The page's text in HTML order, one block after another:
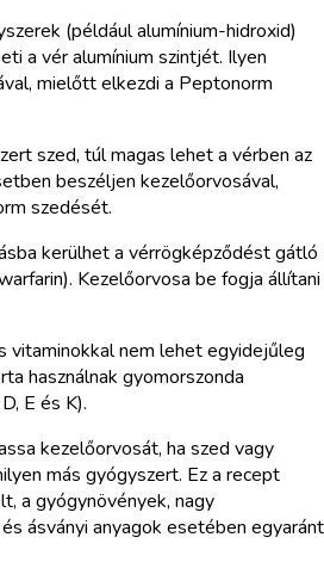
(például alumínium-hidroxid)
a vér alumínium szintjét. Ilyen
mielőtt elkezdi a Peptonorm
szed, túl magas lehet a vérben az
beszéljen kezelőorvosával,
szedését.
kerülhet a vérrögképződést gátló
Kezelőorvosa be fogja állítani
nem lehet egyidejűleg
használnak gyomorszonda
E és K).
kezelőorvosát, ha szed vagy
más gyógyszert. Ez a recept
a gyógynövények, nagy
ásványi anyagok esetében egyaránt